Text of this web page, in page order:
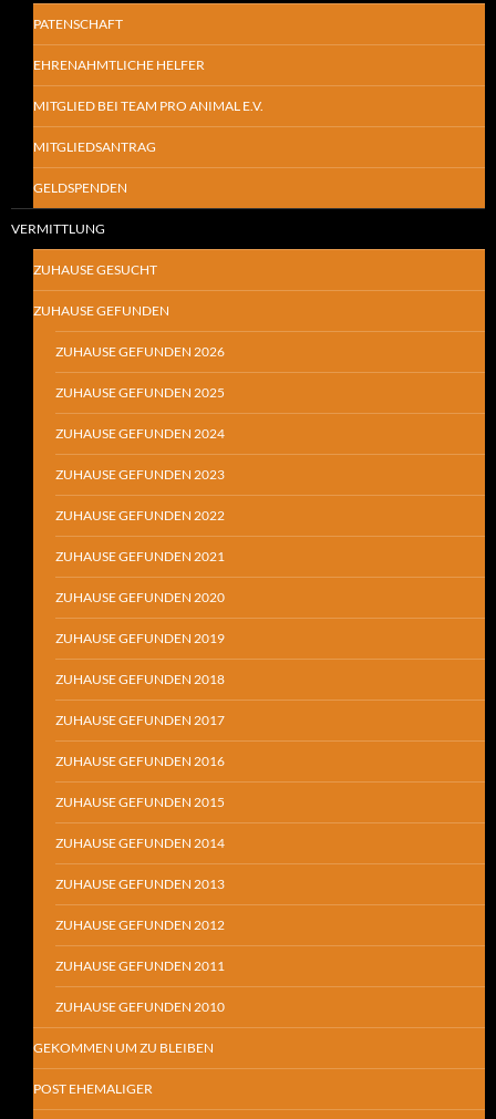
PATENSCHAFT
EHRENAHMTLICHE HELFER
MITGLIED BEI TEAM PRO ANIMAL E.V.
MITGLIEDSANTRAG
GELDSPENDEN
VERMITTLUNG
ZUHAUSE GESUCHT
ZUHAUSE GEFUNDEN
ZUHAUSE GEFUNDEN 2026
ZUHAUSE GEFUNDEN 2025
ZUHAUSE GEFUNDEN 2024
ZUHAUSE GEFUNDEN 2023
ZUHAUSE GEFUNDEN 2022
ZUHAUSE GEFUNDEN 2021
ZUHAUSE GEFUNDEN 2020
ZUHAUSE GEFUNDEN 2019
ZUHAUSE GEFUNDEN 2018
ZUHAUSE GEFUNDEN 2017
ZUHAUSE GEFUNDEN 2016
ZUHAUSE GEFUNDEN 2015
ZUHAUSE GEFUNDEN 2014
ZUHAUSE GEFUNDEN 2013
ZUHAUSE GEFUNDEN 2012
ZUHAUSE GEFUNDEN 2011
ZUHAUSE GEFUNDEN 2010
GEKOMMEN UM ZU BLEIBEN
POST EHEMALIGER